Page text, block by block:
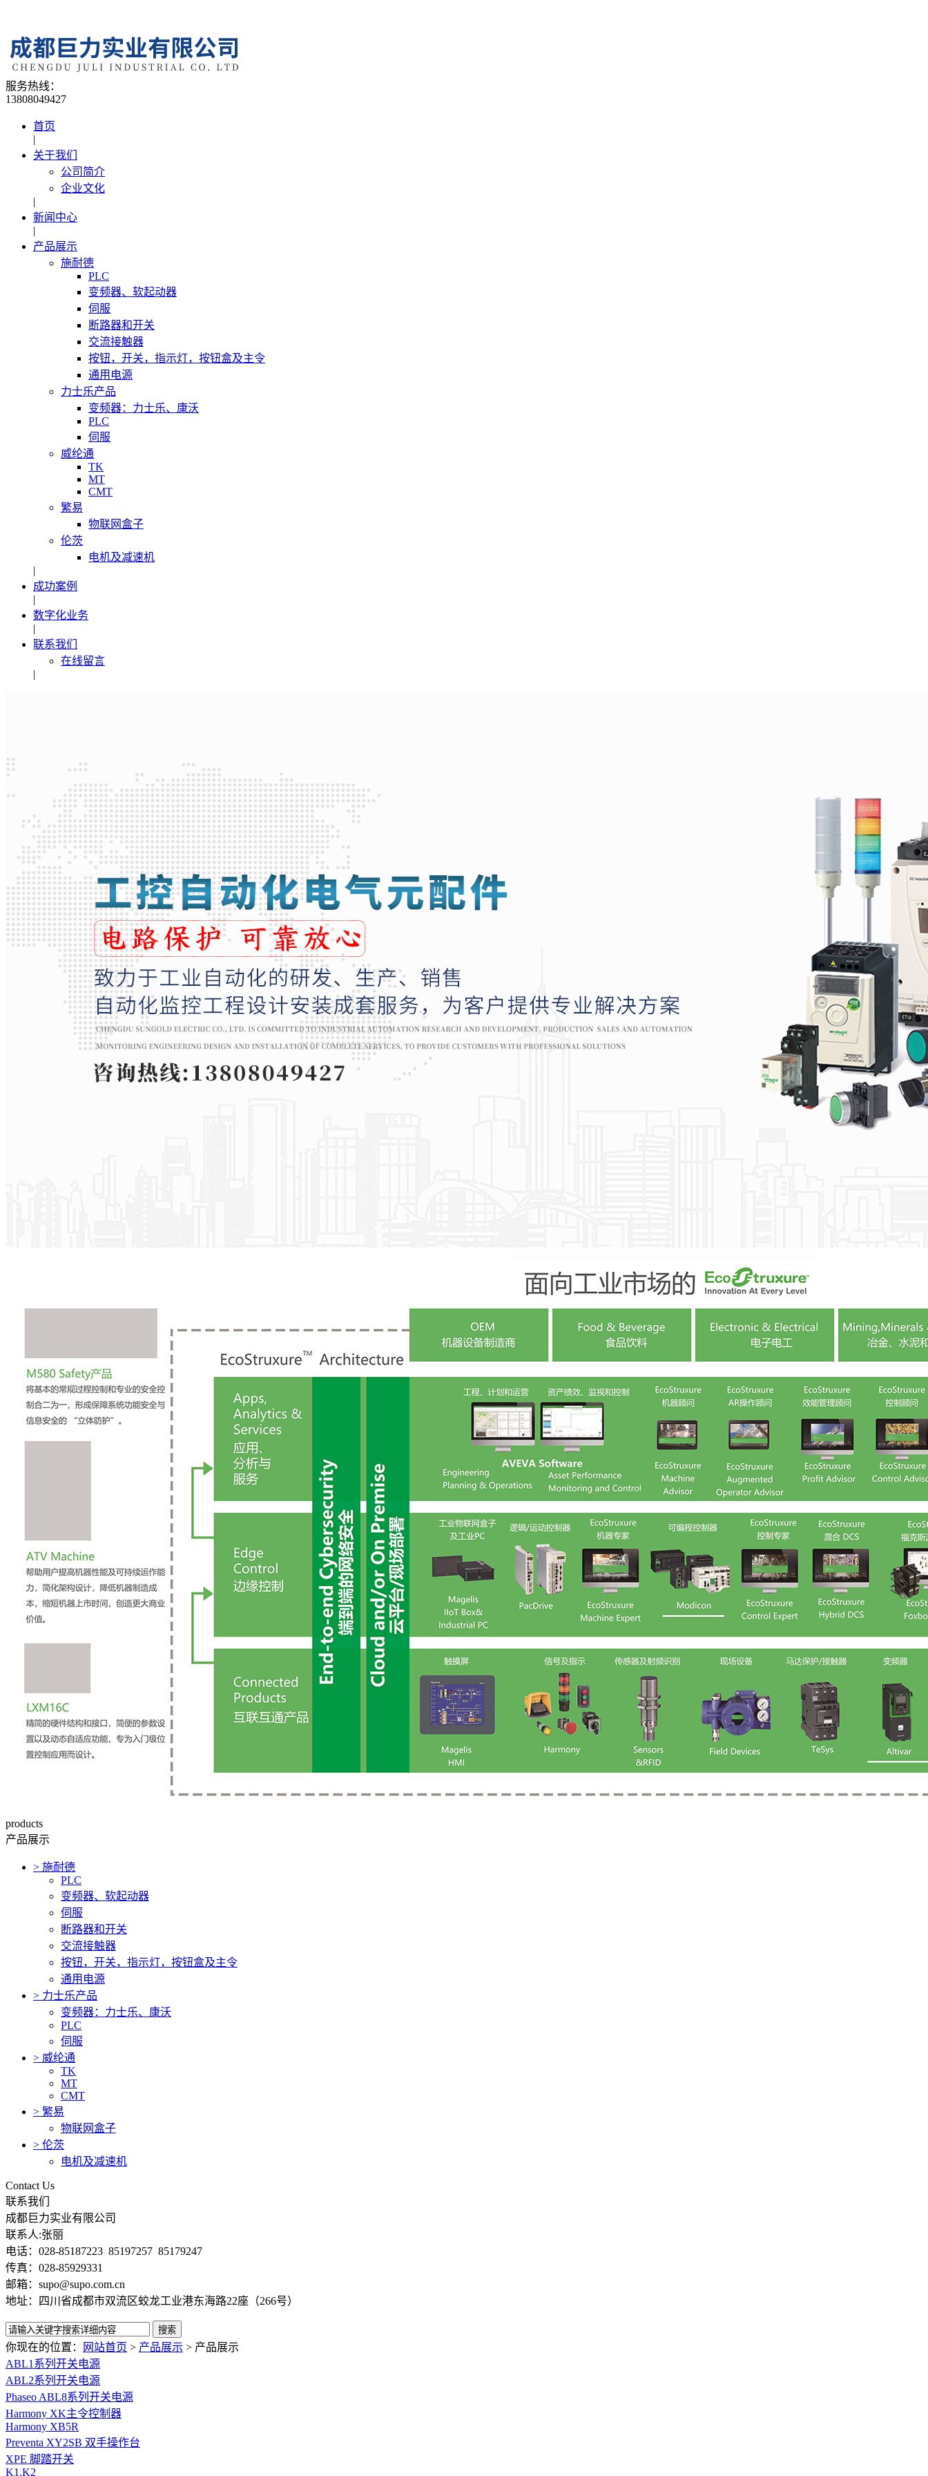
服务热线：
13808049427
首页
|
关于我们
公司简介
企业文化
|
新闻中心
|
产品展示
施耐德
PLC
变频器、软起动器
伺服
断路器和开关
交流接触器
按钮，开关，指示灯，按钮盒及主令
通用电源
力士乐产品
变频器：力士乐、康沃
PLC
伺服
威纶通
TK
MT
CMT
繁易
物联网盒子
伦茨
电机及减速机
|
成功案例
|
数字化业务
|
联系我们
在线留言
|
products
产品展示
> 施耐德
PLC
变频器、软起动器
伺服
断路器和开关
交流接触器
按钮，开关，指示灯，按钮盒及主令
通用电源
> 力士乐产品
变频器：力士乐、康沃
PLC
伺服
> 威纶通
TK
MT
CMT
> 繁易
物联网盒子
> 伦茨
电机及减速机
Contact Us
联系我们
成都巨力实业有限公司
联系人:张丽
电话：028-85187223 85197257 85179247
传真：028-85929331
邮箱：supo@supo.com.cn
地址：四川省成都市双流区蛟龙工业港东海路22座（266号）
你现在的位置： 网站首页 > 产品展示 > 产品展示
ABL1系列开关电源
ABL2系列开关电源
Phaseo ABL8系列开关电源
Harmony XK主令控制器
Harmony XB5R
Preventa XY2SB 双手操作台
XPE 脚踏开关
K1,K2